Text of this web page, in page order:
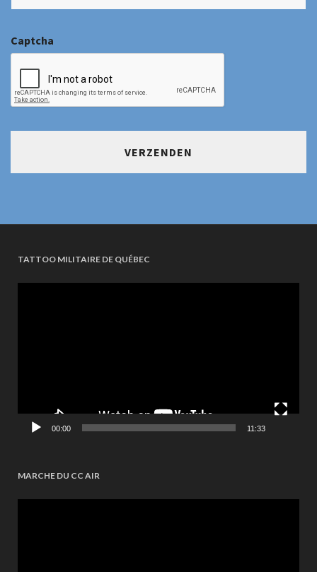
Captcha
TATTOO MILITAIRE DE QUÉBEC
00:00 11:33
MARCHE DU CC AIR